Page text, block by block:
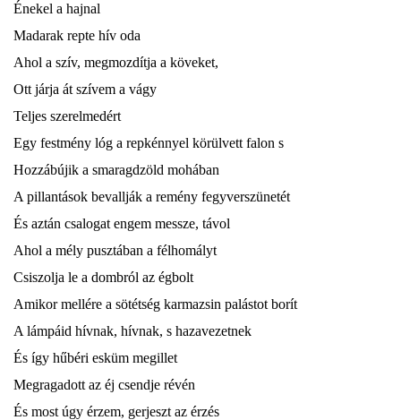
Énekel a hajnal
Madarak repte hív oda
Ahol a szív, megmozdítja a köveket,
Ott járja át szívem a vágy
Teljes szerelmedért
Egy festmény lóg a repkénnyel körülvett falon s
Hozzábújik a smaragdzöld mohában
A pillantások bevallják a remény fegyverszünetét
És aztán csalogat engem messze, távol
Ahol a mély pusztában a félhomályt
Csiszolja le a dombról az égbolt
Amikor mellére a sötétség karmazsin palástot borít
A lámpáid hívnak, hívnak, s hazavezetnek
És így hűbéri esküm megillet
Megragadott az éj csendje révén
És most úgy érzem, gerjeszt az érzés